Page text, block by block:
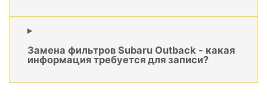
Замена фильтров Subaru Outback - какая
информация требуется для записи?